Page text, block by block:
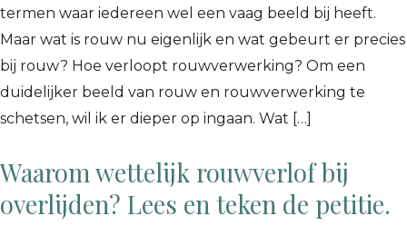
termen waar iedereen wel een vaag beeld bij heeft.
Maar wat is rouw nu eigenlijk en wat gebeurt er precies
bij rouw? Hoe verloopt rouwverwerking? Om een
duidelijker beeld van rouw en rouwverwerking te
schetsen, wil ik er dieper op ingaan. Wat […]
Waarom wettelijk rouwverlof bij
overlijden? Lees en teken de petitie.